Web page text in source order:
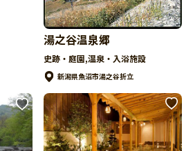
湯之谷温泉郷
史跡・庭園,温泉・入浴施設
新潟県魚沼市湯之谷折立